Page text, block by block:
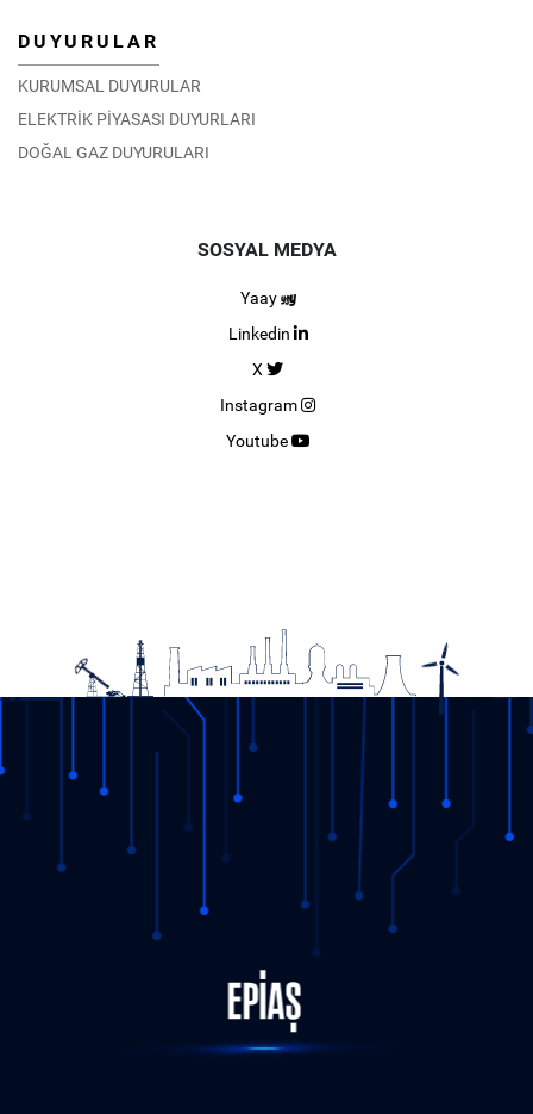
DUYURULAR
KURUMSAL DUYURULAR
ELEKTRİK PİYASASI DUYURLARI
DOĞAL GAZ DUYURULARI
SOSYAL MEDYA
Yaay
Linkedin
X
Instagram
Youtube